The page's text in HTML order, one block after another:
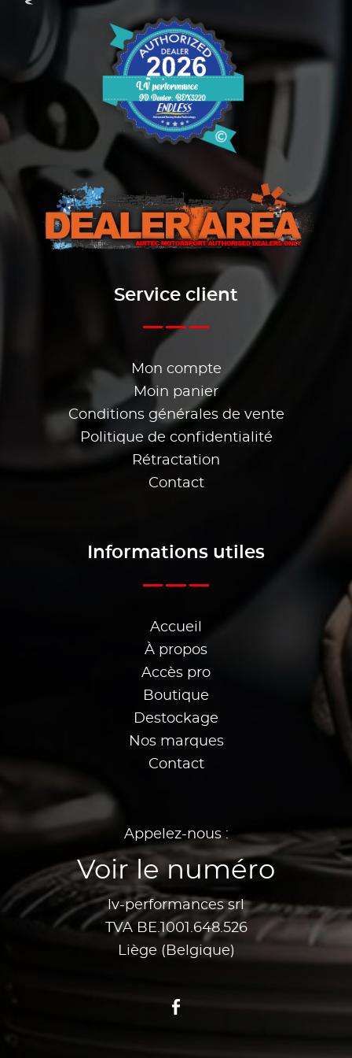
Service client
Mon compte
Moin panier
Conditions générales de vente
Politique de confidentialité
Rétractation
Contact
Informations utiles
Accueil
À propos
Accès pro
Boutique
Destockage
Nos marques
Contact
Appelez-nous :
Voir le numéro
lv-performances srl
TVA BE.1001.648.526
Liège (Belgique)